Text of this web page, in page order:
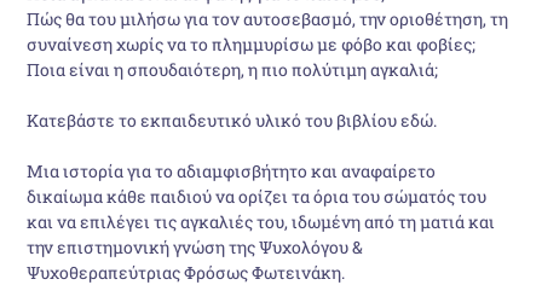
Πώς θα του μιλήσω για τον αυτοσεβασμό, την οριοθέτηση, τη
συναίνεση χωρίς να το πλημμυρίσω με φόβο και φοβίες;
Ποια είναι η σπουδαιότερη, η πιο πολύτιμη αγκαλιά;
Κατεβάστε το εκπαιδευτικό υλικό του βιβλίου εδώ.
Μια ιστορία για το αδιαμφισβήτητο και αναφαίρετο
δικαίωμα κάθε παιδιού να ορίζει τα όρια του σώματός του
και να επιλέγει τις αγκαλιές του, ιδωμένη από τη ματιά και
την επιστημονική γνώση της Ψυχολόγου &
Ψυχοθεραπεύτριας Φρόσως Φωτεινάκη.